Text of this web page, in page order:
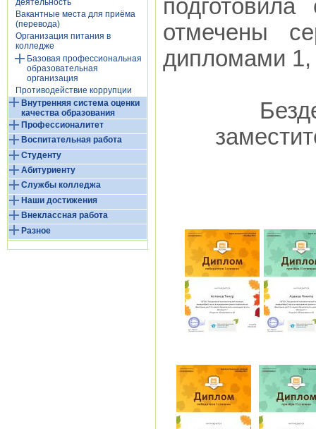
Вакантные места для приёма
(перевода)
Организация питания в
колледже
Базовая профессиональная
образовательная
организация
Противодействие коррупции
Внутренняя система оценки
качества образования
Профессионалитет
Воспитательная работа
Студенту
Абитуриенту
Службы колледжа
Наши достижения
Внеклассная работа
Разное
отмечены
дипломами 1,